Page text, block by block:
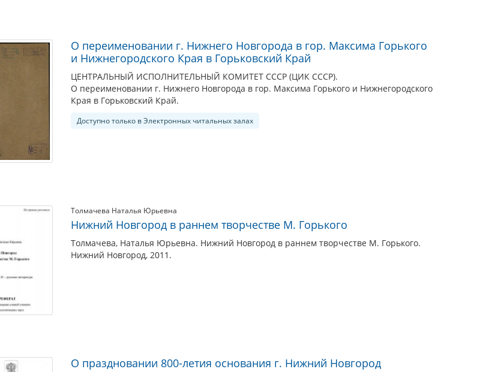
О переименовании г. Нижнего Новгорода в гор. Максима Горького
и Нижнегородского Края в Горьковский Край
ЦЕНТРАЛЬНЫЙ ИСПОЛНИТЕЛЬНЫЙ КОМИТЕТ СССР (ЦИК СССР).
О переименовании г. Нижнего Новгорода в гор. Максима Горького и Нижнегородского
Края в Горьковский Край.
Доступно только в Электронных читальных залах
Толмачева Наталья Юрьевна
Нижний Новгород в раннем творчестве М. Горького
Толмачева, Наталья Юрьевна. Нижний Новгород в раннем творчестве М. Горького.
Нижний Новгород, 2011.
О праздновании 800-летия основания г. Нижний Новгород